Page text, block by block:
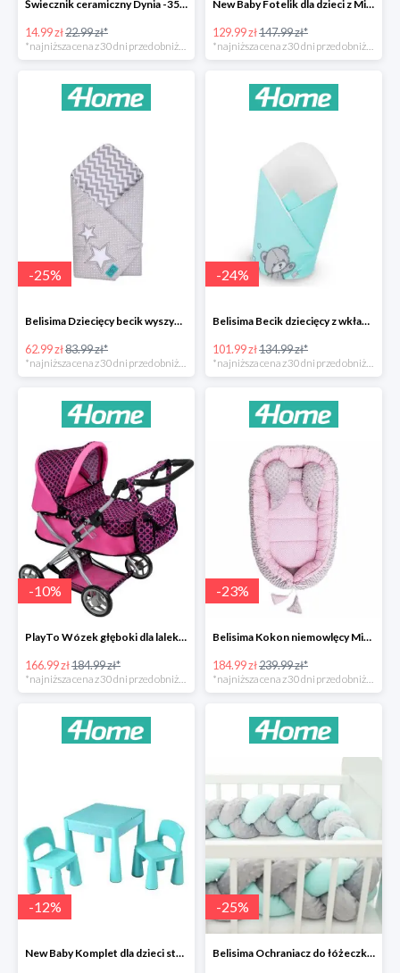
Świecznik ceramiczny Dynia -35%
14.99 zł22.99 zł*
*najniższa cena z 30 dni przed obniżką
New Baby Fotelik dla dzieci z Minky Cute Family -12%
129.99 zł147.99 zł*
*najniższa cena z 30 dni przed obniżką
-25%
Belisima Dziecięcy becik wyszywany Gwiazdka -25%
62.99 zł83.99 zł*
-24%
Belisima Becik dziecięcy z wkładem kokosowym Teddy Bear -24%
101.99 zł134.99 zł*
-10%
PlayTo Wózek głęboki dla lalek Viola -10%
166.99 zł184.99 zł*
-23%
Belisima Kokon niemowlęcy Minky Sweet Baby -23%
184.99 zł239.99 zł*
-12%
New Baby Komplet dla dzieci stolik i krzesełka -12%
-25%
Belisima Ochraniacz do łóżeczka Warkocz -25%